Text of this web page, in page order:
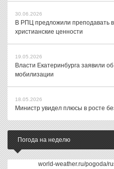
30.06.2026
В РПЦ предложили преподавать
христианские ценности
19.05.2026
Власти Екатеринбурга заявили
мобилизации
18.05.2026
Министр увидел плюсы в росте
Погода на неделю
world-weather.ru/pogoda/